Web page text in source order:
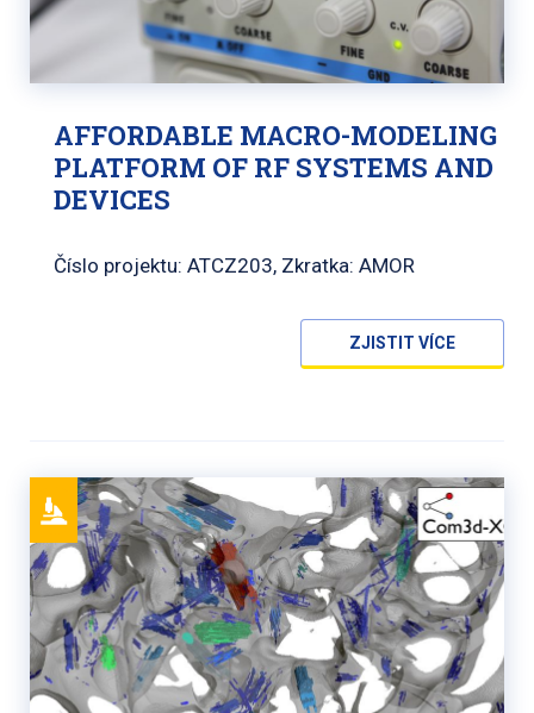
AFFORDABLE MACRO-MODELING
PLATFORM OF RF SYSTEMS AND
DEVICES
Číslo projektu: ATCZ203, Zkratka: AMOR
ZJISTIT VÍCE